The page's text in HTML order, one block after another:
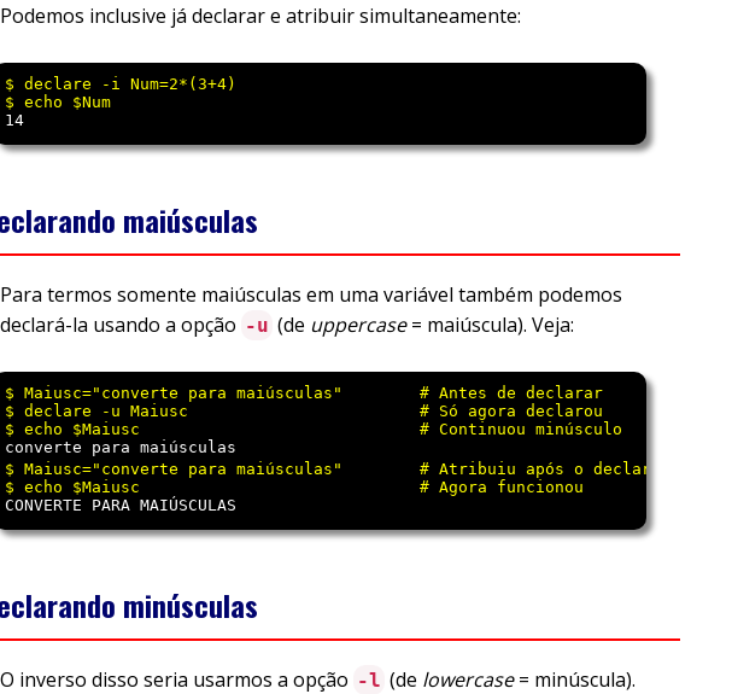
Podemos inclusive já declarar e atribuir simultaneamente:
$ declare -i Num=2*(3+4)
14
maiúsculas
Para termos somente maiúsculas em uma variável também podemos
declará-la usando a opção -u (de uppercase= maiúscula). Veja:
$ Maiusc="converte para maiúsculas"        # Antes de declarar
$ declare -u Maiusc                        # Só agora declarou
converte para maiúsculas
$ Maiusc="converte para maiúsculas"        # Atribuiu após o declare
CONVERTE PARA MAIÚSCULAS
minúsculas
O inverso disso seria usarmos a opção -l (de lowercase= minúscula).